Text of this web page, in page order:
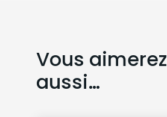
Vous aimerez
aussi…